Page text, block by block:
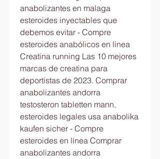
anabolizantes en malaga
esteroides inyectables que
debemos evitar - Compre
esteroides anabólicos en línea
Creatina running Las 10 mejores
marcas de creatina para
deportistas de 2023. Comprar
anabolizantes andorra
testosteron tabletten mann,
esteroides legales usa anabolika
kaufen sicher - Compre
esteroides en línea Comprar
anabolizantes andorra